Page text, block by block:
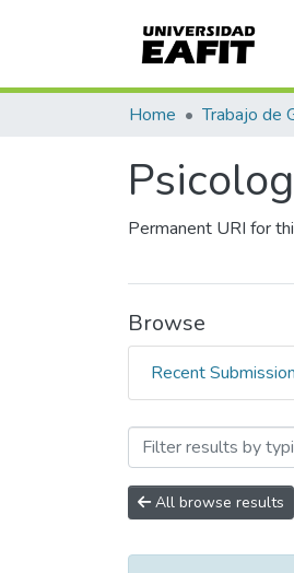
Home Trabajo de
Permanent URI for
Browse
Recent
Browsing
All browse results